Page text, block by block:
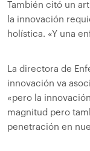
También citó un
la innovación
holística. «Y una
La directora de
innovación va
«pero la
magnitud pero
penetración en